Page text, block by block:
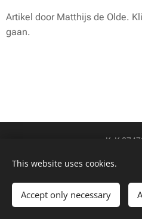
Artikel door Matthijs de Olde.
gaan.
KvK
btw-id
Talen
Nederlands
This website uses cookies.
Accept only necessary